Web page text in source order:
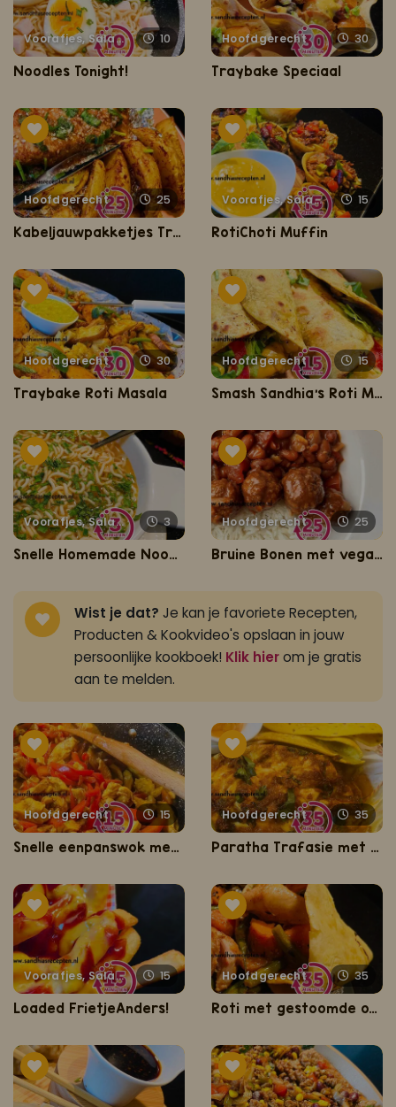
Voorafjes, Salades, Hapjes en Lekkernijen 10
Noodles Tonight!
Hoofdgerecht 30
Traybake Speciaal
Hoofdgerecht 25 Voorafjes, Salades, Hapjes en Lekkernijen 15
RotiChoti Muffin
Hoofdgerecht 30
Traybake Roti Masala
Hoofdgerecht 15
Voorafjes, Salades, Hapjes en Lekkernijen 3 Hoofdgerecht 25
Wist je dat? Je kan je favoriete Recepten,
Producten & Kookvideo's opslaan in jouw
persoonlijke kookboek! Klik hierom je gratis
aan te melden.
Hoofdgerecht 15
Snelle eenpanswok met kip en paprikareepjes
Hoofdgerecht 35
Paratha Trafasie met curry chicken
Voorafjes, Salades, Hapjes en Lekkernijen 15
Loaded FrietjeAnders!
Hoofdgerecht 35
Roti met gestoomde ovendrumsticks